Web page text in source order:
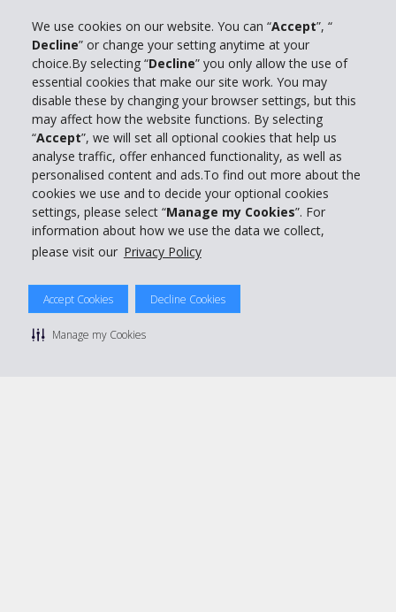
We use cookies on our website. You can “Accept”, “
Decline” or change your setting anytime at your
choice.By selecting “Decline” you only allow the use of
essential cookies that make our site work. You may
disable these by changing your browser settings, but this
may affect how the website functions. By selecting
“Accept”, we will set all optional cookies that help us
analyse traffic, offer enhanced functionality, as well as
personalised content and ads.To find out more about the
cookies we use and to decide your optional cookies
settings, please select “Manage my Cookies”. For
information about how we use the data we collect,
please visit our Privacy Policy
Accept Cookies Decline Cookies
Manage my Cookies
Info su Hertz
Business
Customer Service
Prenota con Hertz
© 2026 The Hertz System, Inc.
Privacy Policy | Condizioni di Utilizzo |
Manage cookie preferences